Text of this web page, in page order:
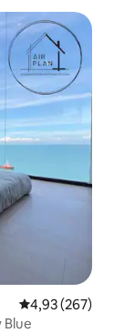
4,93 ud af 5 i
4,93 (267)
Blue